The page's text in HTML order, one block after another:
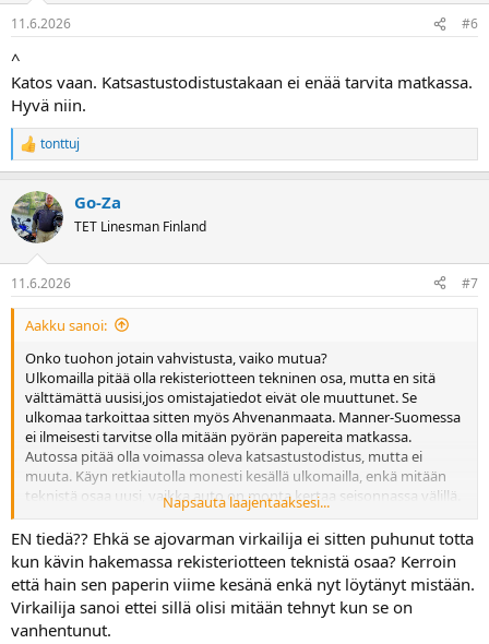
11.6.2026 #6
^
Katos vaan. Katsastustodistustakaan ei enää tarvita matkassa.
Hyvä niin.
R
e
k
t
i
tonttuj
Go-Za
TET Linesman Finland
11.6.2026 #7
Aakku sanoi:
Onko tuohon jotain vahvistusta, vaiko mutua?
Ulkomailla pitää olla rekisteriotteen tekninen osa, mutta en sitä
välttämättä uusisi,jos omistajatiedot eivät ole muuttunet. Se
ulkomaa tarkoittaa sitten myös Ahvenanmaata. Manner-Suomessa
ei ilmeisesti tarvitse olla mitään pyörän papereita matkassa.
Autossa pitää olla voimassa oleva katsastustodistus, mutta ei
muuta. Käyn retkiautolla monesti kesällä ulkomailla, enkä mitään
teknistä osaa uusi, vaikka auto on monta kertaa seisonnassa välillä.
Se tekninen osa, joka katsastuksen yhteydessä uusitaan saa riittää.
Sekin on uudemmissa autoissa vuosia sama paperi. Myöskään
etelän matkaajat eivät uusi teknistä osaa, vaikka auto olisi
Espanjassa talven pois liikennekäytöstä.
Muutama vuosi sitten teknisen osan sai konttorilta ilmaiseksi
jälkikäteenkin, jos oli vaikka hukannut. Sekin on muuttunut nyt
maksulliseksi.
Napsauta laajentaaksesi...
EN tiedä?? Ehkä se ajovarman virkailija ei sitten puhunut totta
kun kävin hakemassa rekisteriotteen teknistä osaa? Kerroin
että hain sen paperin viime kesänä enkä nyt löytänyt mistään.
Virkailija sanoi ettei sillä olisi mitään tehnyt kun se on
vanhentunut.